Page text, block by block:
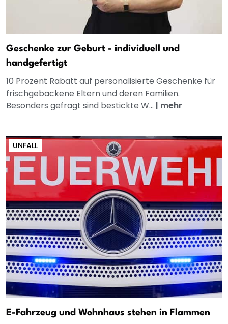
Geschenke zur Geburt - individuell und
handgefertigt
10 Prozent Rabatt auf personalisierte Geschenke für
frischgebackene Eltern und deren Familien.
Besonders gefragt sind bestickte W... | mehr
UNFALL
E-Fahrzeug und Wohnhaus stehen in Flammen